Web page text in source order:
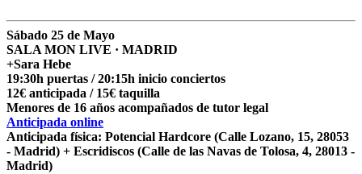
Sábado 25 de Mayo
SALA MON LIVE · MADRID
+Sara Hebe
19:30h puertas / 20:15h inicio conciertos
12€ anticipada / 15€ taquilla
Menores de 16 años acompañados de tutor legal
Anticipada online
Anticipada física: Potencial Hardcore (Calle Lozano, 15, 28053
- Madrid) + Escridiscos (Calle de las Navas de Tolosa, 4, 28013 -
Madrid)